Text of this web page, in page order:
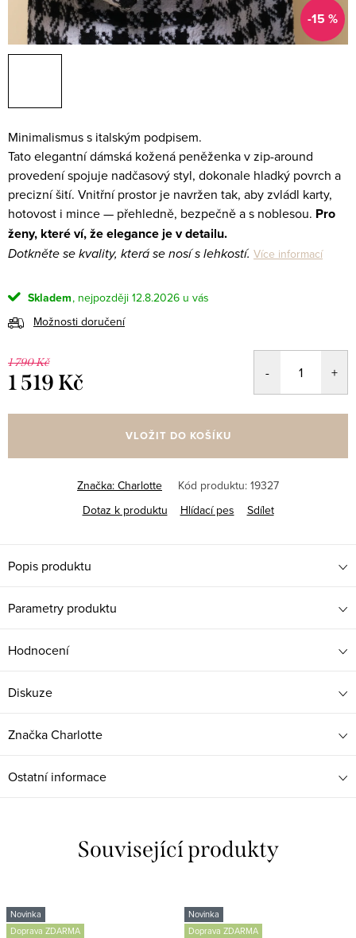
-15 %
Minimalismus s italským podpisem.
Tato elegantní dámská kožená peněženka v zip-around
provedení spojuje nadčasový styl, dokonale hladký povrch a
precizní šití. Vnitřní prostor je navržen tak, aby zvládl karty,
hotovost i mince — přehledně, bezpečně a s noblesou. Pro
ženy, které ví, že elegance je v detailu.
Dotkněte se kvality, která se nosí s lehkostí. Více informací
Skladem
12.8.2026
Možnosti doručení
1 790 Kč
1 519 Kč
cena:
VLOŽIT DO KOŠÍKU
Značka: Charlotte Kód produktu: 19327
Dotaz k produktu
Hlídací pes Sdílet
Popis produktu
Parametry produktu
Hodnocení
Diskuze
ZnačkaCharlotte
Ostatní informace
Související produkty
Novinka
Doprava ZDARMA
Novinka
Doprava ZDARMA